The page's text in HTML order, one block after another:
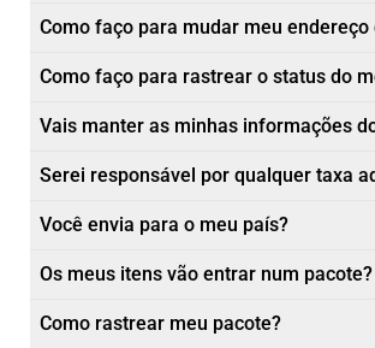
Como faço para mudar meu endereço
Como faço para rastrear o status do
Vais manter as minhas informações
Serei responsável por qualquer taxa
Você envia para o meu país?
Os meus itens vão entrar num pacote?
Como rastrear meu pacote?